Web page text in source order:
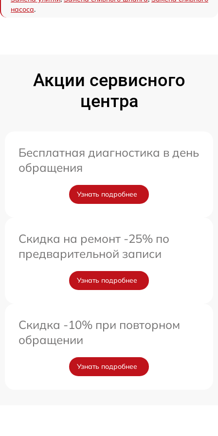
насоса.
Акции сервисного
центра
Бесплатная диагностика в день
обращения
Узнать подробнее
Скидка на ремонт -25% по
предварительной записи
Узнать подробнее
Скидка -10% при повторном
обращении
Узнать подробнее